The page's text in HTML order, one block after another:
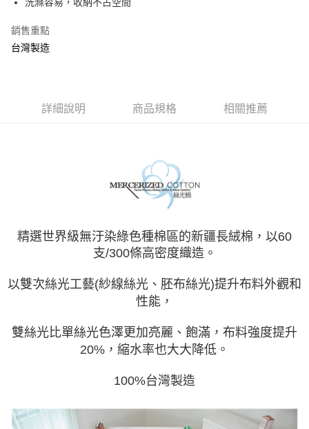
玉山商業銀行
台灣樂天信用卡公司
元大商業銀行
玉山商業銀行
台灣樂天信用卡公司
運送方式
付款後門市自取(待系統通知後才可取貨)
銷售重點
台灣製造
詳細說明 商品規格 相關推薦
精選世界級無汙染綠色種棉區的新疆長絨棉，以60
支/300條高密度織造。
以雙次絲光工藝(紗線絲光、胚布絲光)提升布料外觀和
性能，
雙絲光比單絲光色澤更加亮麗、飽滿，布料強度提升
20%，縮水率也大大降低。
100%台灣製造